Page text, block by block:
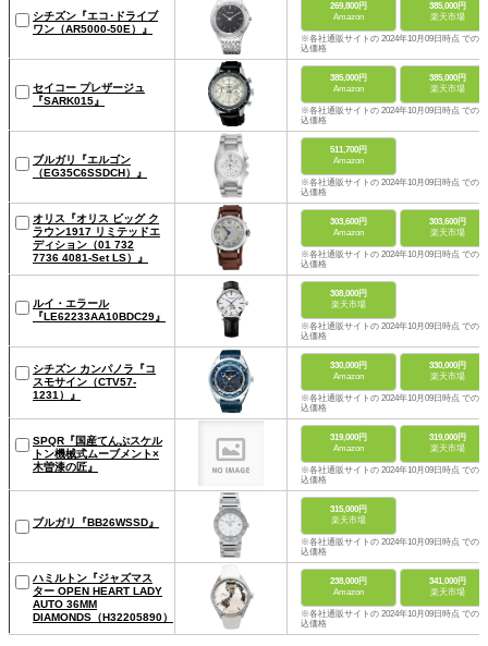
シチズン『エコ･ドライブ
ワン（AR5000-50E）』
269,800円
Amazon
385,000円
楽天市場
※各社通販サイトの 2024年10月09日時点 での税
込価格
セイコー プレザージュ
『SARK015』
385,000円
Amazon
385,000円
楽天市場
※各社通販サイトの 2024年10月09日時点 での税
込価格
ブルガリ『エルゴン
（EG35C6SSDCH）』
511,700円
Amazon
※各社通販サイトの 2024年10月09日時点 での税
込価格
オリス『オリス ビッグ ク
ラウン1917 リミテッドエ
ディション（01 732
7736 4081-Set LS）』
303,600円
Amazon
303,600円
楽天市場
※各社通販サイトの 2024年10月09日時点 での税
込価格
ルイ・エラール
『LE62233AA10BDC29』
308,000円
楽天市場
※各社通販サイトの 2024年10月09日時点 での税
込価格
シチズン カンパノラ『コ
スモサイン（CTV57-
1231）』
330,000円
Amazon
330,000円
楽天市場
※各社通販サイトの 2024年10月09日時点 での税
込価格
SPQR『国産てんぷスケル
トン機械式ムーブメント×
木曽漆の匠』
319,000円
Amazon
319,000円
楽天市場
※各社通販サイトの 2024年10月09日時点 での税
込価格
ブルガリ『BB26WSSD』
315,000円
楽天市場
※各社通販サイトの 2024年10月09日時点 での税
込価格
ハミルトン『ジャズマス
ター OPEN HEART LADY
AUTO 36MM
DIAMONDS（H32205890）』
238,000円
Amazon
341,000円
楽天市場
※各社通販サイトの 2024年10月09日時点 での税
込価格